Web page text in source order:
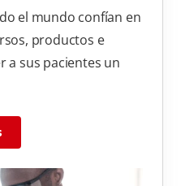
el mundo confían en
productos e
a sus pacientes un